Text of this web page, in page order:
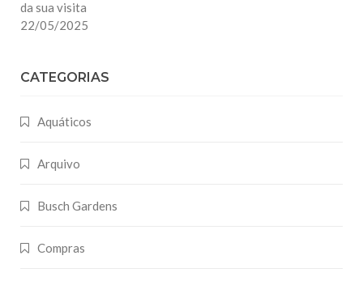
da sua visita
22/05/2025
CATEGORIAS
Aquáticos
Arquivo
Busch Gardens
Compras